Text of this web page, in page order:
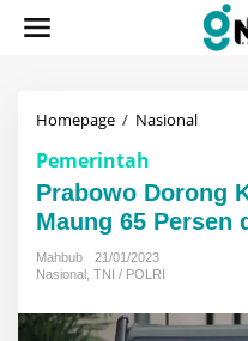
Homepage / Nasional
Rantis
Maung
65
Negeri
Pemerintah
Prabowo Dorong
Maung 65 Persen
Mahbub
21/01/2023
Nasional TNI / POLRI